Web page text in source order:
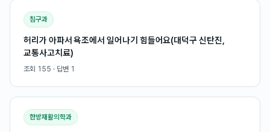
침구과
허리가 아파서 욕조에서 일어나기 힘들어요(대덕구 신탄진,
교통사고치료)
조회 155 · 답변 1
한방재활의학과